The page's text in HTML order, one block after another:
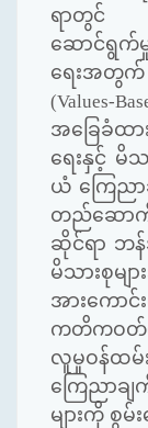
ရာတွင်
ဆောင်ရွက်
ရေးအတွက်
(Values-
အခြေခံထာ
ရေးနှင့် မိ
ယံ ကြေည
တည်ဆော
ဆိုင်ရာ ဘ
မိသားစုမျ
အားကော
ကတိကဝတ်မ
လူမှုဝန်ထ
ကြေညာခ
များကို စွ